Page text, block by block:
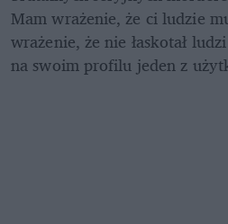
Mam wrażenie, że ci ludzie
wrażenie, że nie łaskotał
na swoim profilu jeden z